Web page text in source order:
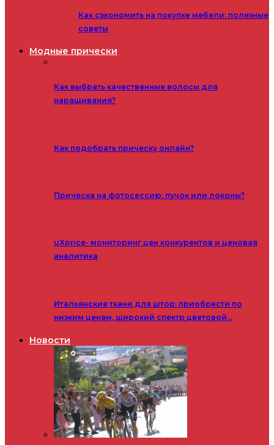
Как сэкономить на покупке мебели: полезные
советы
Модные прически
Как выбрать качественные волосы для
наращивания?
Как подобрать прическу онлайн?
Прическа на фотосессию: пучок или локоны?
uXprice- мониторинг цен конкурентов и ценовая
аналитика
Итальянские ткани для штор: приобрести по
низким ценам, широкий спектр цветовой…
Новости